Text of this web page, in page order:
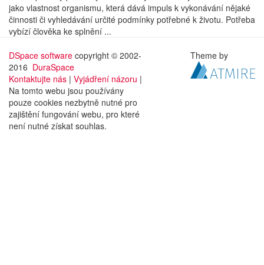
jako vlastnost organismu, která dává impuls k vykonávání nějaké
činnosti či vyhledávání určité podmínky potřebné k životu. Potřeba
vybízí člověka ke splnění ...
DSpace software copyright © 2002-
2016 DuraSpace
Kontaktujte nás | Vyjádření názoru |
Na tomto webu jsou používány
pouze cookies nezbytně nutné pro
zajištění fungování webu, pro které
není nutné získat souhlas.
Theme by